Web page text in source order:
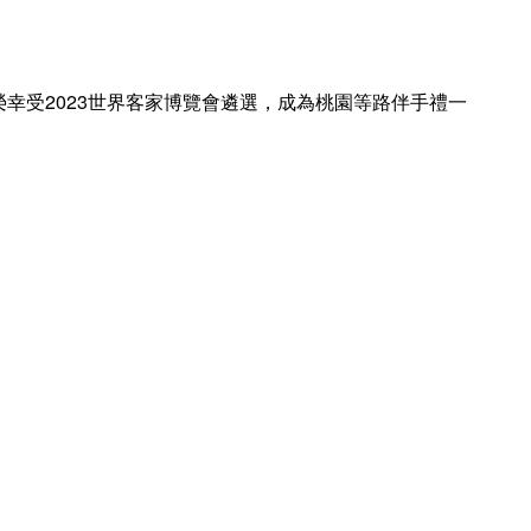
受2023世界客家博覽會遴選，成為桃園等路伴手禮一